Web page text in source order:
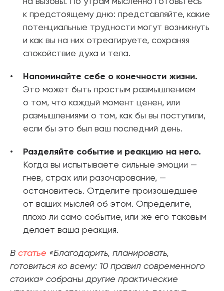
к предстоящему дню: представляйте, какие
потенциальные трудности могут возникнуть
и как вы на них отреагируете, сохраняя
спокойствие духа и тела.
Напоминайте себе о конечности жизни.
Это может быть простым размышлением
о том, что каждый момент ценен, или
размышлениями о том, как бы вы поступили,
если бы это был ваш последний день.
Разделяйте событие и реакцию на него.
Когда вы испытываете сильные эмоции —
гнев, страх или разочарование, —
остановитесь. Отделите произошедшее
от ваших мыслей об этом. Определите,
плохо ли само событие, или же его таковым
делает ваша реакция.
В статье «Благодарить, планировать,
готовиться ко всему: 10 правил современного
стоика» собраны другие практические